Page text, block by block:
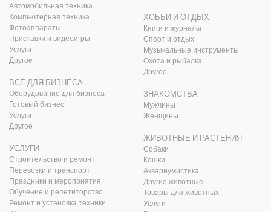
Автомобильная техника
Компьютерная техника
Фотоаппараты
Приставки и видеоигры
Услуги
Другое
ВСЕ ДЛЯ БИЗНЕСА
Оборудование для бизнеса
Готовый бизнес
Услуги
Другое
УСЛУГИ
Строительство и ремонт
Перевозки и транспорт
Праздники и мероприятия
Обучение и репетиторство
Ремонт и установка техники
ХОББИ И ОТДЫХ
Книги и журналы
Спорт и отдых
Музыкальные инструменты
Охота и рыбалка
Другое
ЗНАКОМСТВА
Мужчины
Женщины
ЖИВОТНЫЕ И РАСТЕНИЯ
Собаки
Кошки
Аквариумистика
Другие животные
Товары для животных
Услуги